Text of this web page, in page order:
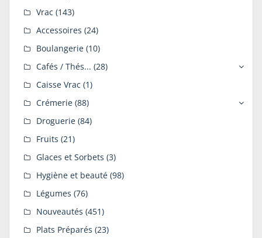
Vrac (143)
Accessoires (24)
Boulangerie (10)
Cafés / Thés... (28)
Caisse Vrac (1)
Crémerie (88)
Droguerie (84)
Fruits (21)
Glaces et Sorbets (3)
Hygiène et beauté (98)
Légumes (76)
Nouveautés (451)
Plats Préparés (23)